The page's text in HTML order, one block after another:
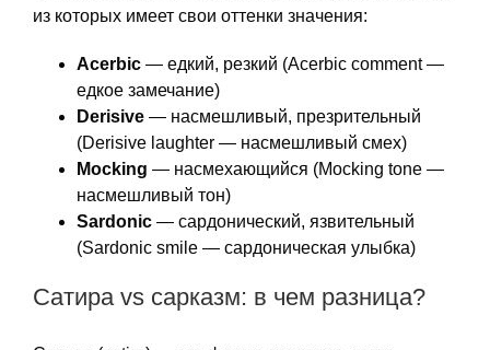
из которых имеет свои оттенки значения:
Acerbic — едкий, резкий (Acerbic comment —
едкое замечание)
Derisive — насмешливый, презрительный
(Derisive laughter — насмешливый смех)
Mocking — насмехающийся (Mocking tone —
насмешливый тон)
Sardonic — сардонический, язвительный
(Sardonic smile — сардоническая улыбка)
Сатира vs сарказм: в чем разница?